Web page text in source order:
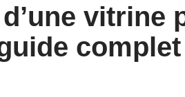
vitrine
complet